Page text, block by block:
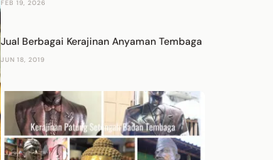
FEB 19, 2026
Jual Berbagai Kerajinan Anyaman Tembaga
JUN 18, 2019